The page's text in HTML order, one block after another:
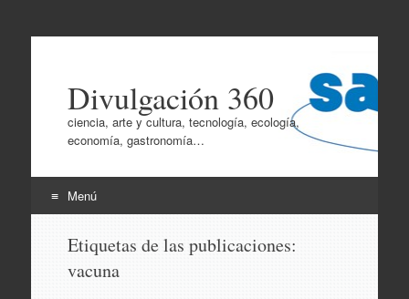
Divulgación 360
ciencia, arte y cultura, tecnología, ecología,
economía, gastronomía…
Menú
contenido
Etiquetas de las publicaciones:
vacuna